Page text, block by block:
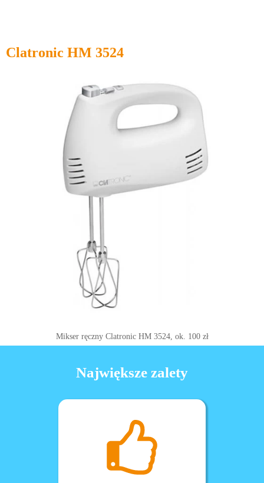
Clatronic HM 3524
Mikser ręczny Clatronic HM 3524, ok. 100 zł
Największe zalety